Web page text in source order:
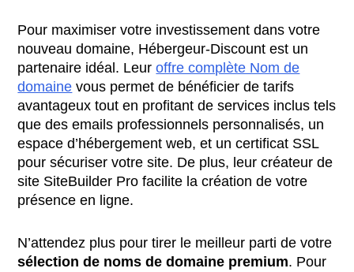
Pour maximiser votre investissement dans votre
nouveau domaine, Hébergeur-Discount est un
partenaire idéal. Leuroffre complète Nom de
domaine vous permet de bénéficier de tarifs
avantageux tout en profitant de services inclus tels
que des emails professionnels personnalisés, un
espace d’hébergement web, et un certificat SSL
pour sécuriser votre site. De plus, leur créateur de
site SiteBuilder Pro facilite la création de votre
présence en ligne.
N’attendez plus pour tirer le meilleur parti de votre
sélection de noms de domaine premium. Pour